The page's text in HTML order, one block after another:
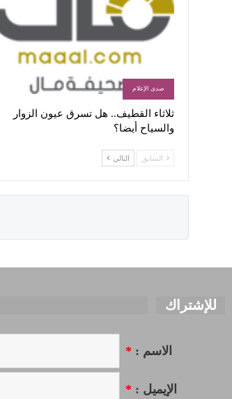
صدى الإعلام
ثلاثاء القطيف.. هل تسرق عيون الزوار
والسياح أيضا؟
السابق التالي
للإشتراك
الاسم : *
الإيميل : *